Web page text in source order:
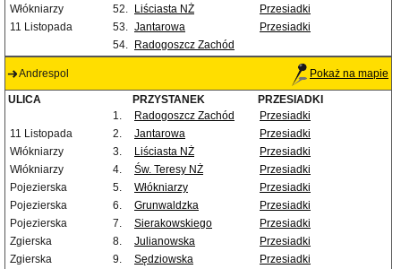
Włókniarzy
52. Liściasta NŻ
Przesiadki
11 Listopada
53. Jantarowa
Przesiadki
54.
Radogoszcz Zachód
Andrespol Pokaż na mapie
ULICA PRZYSTANEK
PRZESIADKI
1.
Radogoszcz Zachód
Przesiadki
11 Listopada
2. Jantarowa
Przesiadki
Włókniarzy
3. Liściasta NŻ
Przesiadki
Włókniarzy
4. Św. Teresy NŻ
Przesiadki
Pojezierska
5. Włókniarzy
Przesiadki
Pojezierska
6. Grunwaldzka
Przesiadki
Pojezierska
7. Sierakowskiego
Przesiadki
Zgierska
8. Julianowska
Przesiadki
Zgierska
9. Sędziowska
Przesiadki